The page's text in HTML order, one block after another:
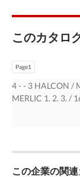
このカタロ
Page1
4 - - 3 HALCON /
MERLIC 1. 2. 3. /
この企業の関